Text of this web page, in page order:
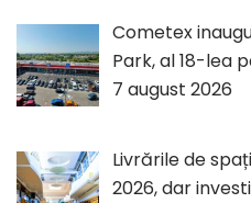
Cometex
Park, al 18-lea
7 august 2026
Livrările de
2026, dar